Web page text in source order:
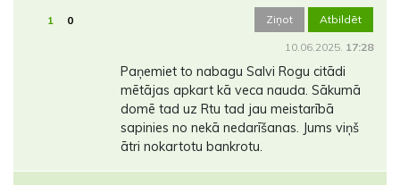
1 0 Ziņot Atbildēt
10.06.2025. 17:28
Paņemiet to nabagu Salvi Rogu citādi
mētājas apkart kā veca nauda. Sākumā
domē tad uz Rtu tad jau meistarībā
sapinies no nekā nedarīšanas. Jums viņš
ātri nokartotu bankrotu.